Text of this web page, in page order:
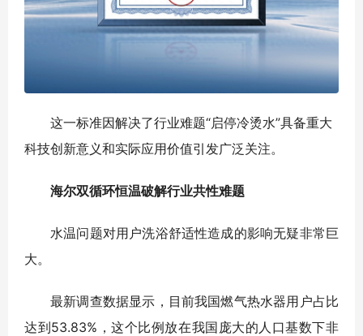
这一标准因解决了行业难题“启停冷烫水”具备重大
科技创新意义和实际应用价值引发广泛关注。
海尔双循环恒温破解行业共性难题
水温问题对用户洗浴舒适性造成的影响无疑非常巨
大。
最新调查数据显示，目前我国燃气热水器用户占比
达到53.83%，这个比例放在我国庞大的人口基数下非